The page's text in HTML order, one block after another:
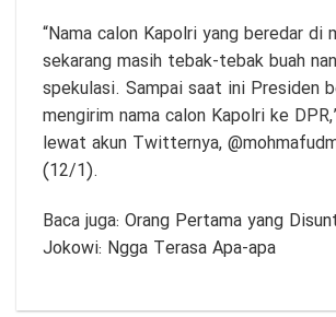
“Nama calon Kapolri yang beredar di
sekarang masih tebak-tebak buah
spekulasi. Sampai saat ini Presiden
mengirim nama calon Kapolri ke
lewat akun Twitternya,
(12/1).
Baca juga: Orang Pertama yang
Jokowi: Ngga Terasa Apa-apa